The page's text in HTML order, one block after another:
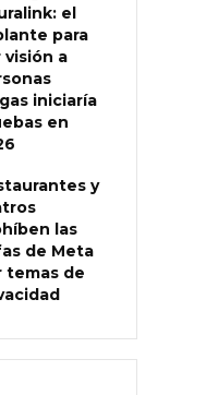
el
para
visión a
iniciaría
en
y
las
de Meta
temas de